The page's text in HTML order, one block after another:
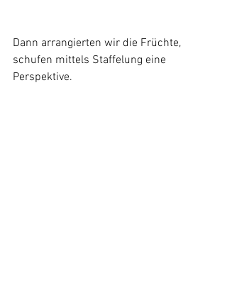
Dann arrangierten wir die Früchte,
schufen mittels Staffelung eine
Perspektive.